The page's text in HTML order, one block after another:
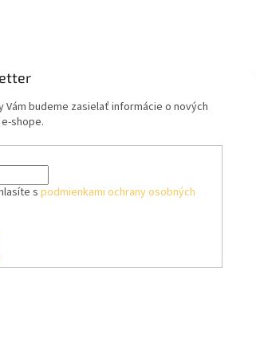
Vám budeme zasielať informácie o nových
shope.
spodmienkami ochrany osobných